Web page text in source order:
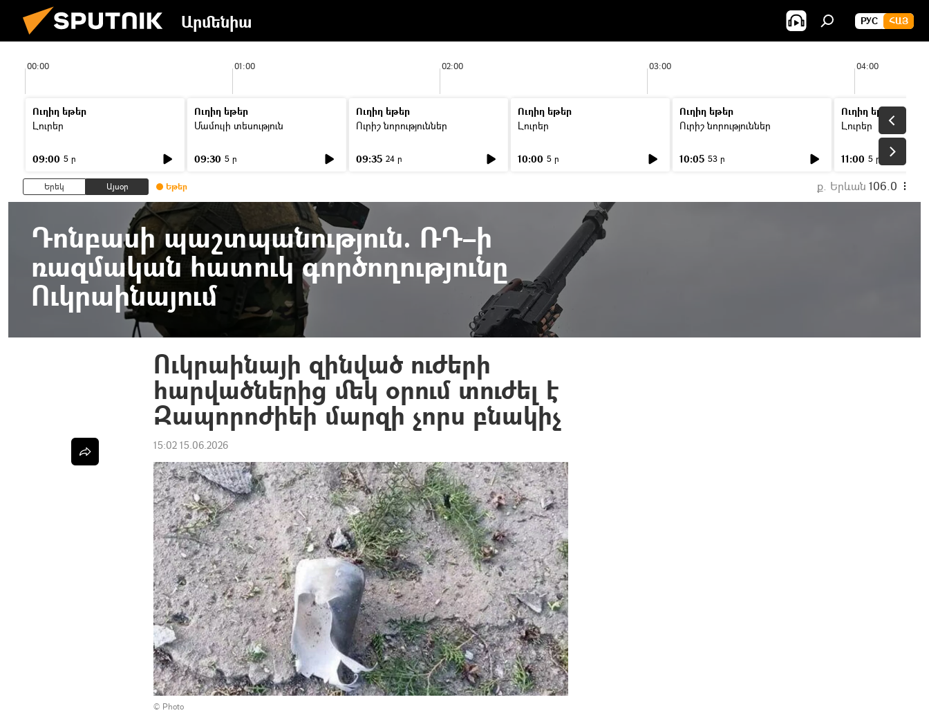
Արմենիա РУС ՀԱՅ
00:00 01:00 02:00 03:00 04:00
Ուղիղ եթեր
Լուրեր
09:00 5 ր
Ուղիղ եթեր
Մամուլի տեսություն
09:30 5 ր
Ուղիղ եթեր
Ուրիշ նորություններ
09:35 24 ր
Ուղիղ եթեր
Լուրեր
10:00 5 ր
Ուղիղ եթեր
Ուրիշ նորություններ
10:05 53 ր
Ուղիղ եթեր
Լուրեր
11:00 5 ր
Երեկ Այսօր Եթեր ք. Երևան 106.0
Դոնբասի պաշտպանություն. ՌԴ–ի
ռազմական հատուկ գործողությունը
Ուկրաինայում
Ուկրաինայի զինված ուժերի
հարվածներից մեկ օրում տուժել է
Զապորոժիեի մարզի չորս բնակիչ
15:02 15.06.2026
© Photo